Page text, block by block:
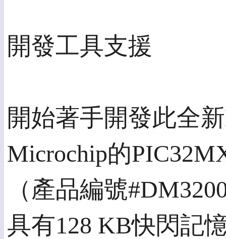
開發工具支援
開始著手開發此全
Microchip的
（產品編號
具有128 KB快閃記